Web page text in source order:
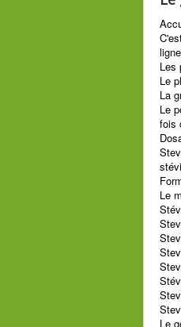
ligne
Les
Le
La
Le
fois
Le
Le